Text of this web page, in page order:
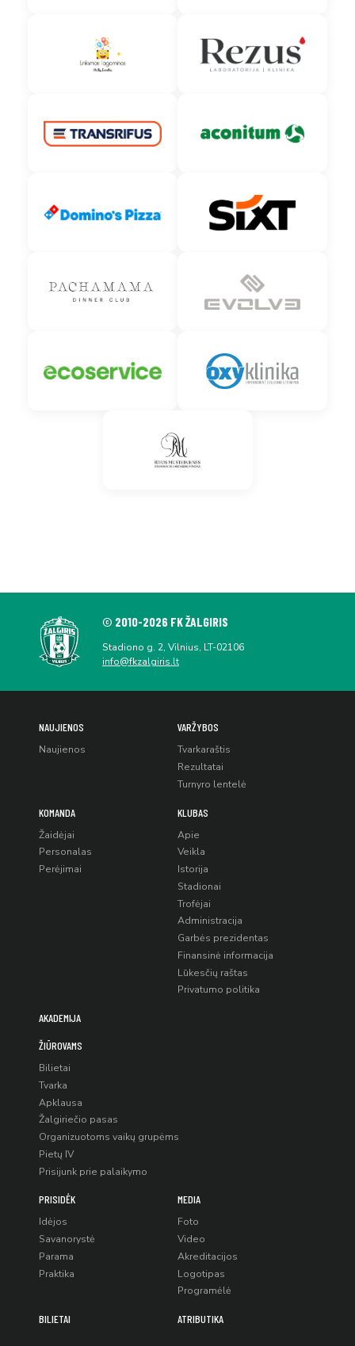
© 2010-2026 FK ŽALGIRIS
Stadiono g. 2, Vilnius, LT-02106
info@fkzalgiris.lt
NAUJIENOS
Naujienos
VARŽYBOS
Tvarkaraštis
Rezultatai
Turnyro lentelė
KOMANDA
Žaidėjai
Personalas
Perėjimai
KLUBAS
Apie
Veikla
Istorija
Stadionai
Trofėjai
Administracija
Garbės prezidentas
Finansinė informacija
Lūkesčių raštas
Privatumo politika
AKADEMIJA
ŽIŪROVAMS
Bilietai
Tvarka
Apklausa
Žalgiriečio pasas
Organizuotoms vaikų grupėms
Pietų IV
Prisijunk prie palaikymo
PRISIDĖK
Idėjos
Savanorystė
Parama
Praktika
MEDIA
Foto
Video
Akreditacijos
Logotipas
Programėlė
BILIETAI ATRIBUTIKA